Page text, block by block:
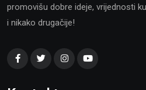
promovišu dobre ideje, vrijednosti
i nikako drugačije!